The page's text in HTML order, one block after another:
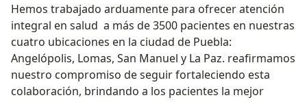
Hemos trabajado arduamente para ofrecer atención
integral en salud a más de 3500 pacientes en nuestras
cuatro ubicaciones en la ciudad de Puebla:
Angelópolis, Lomas, San Manuel y La Paz. reafirmamos
nuestro compromiso de seguir fortaleciendo esta
colaboración, brindando a los pacientes la mejor